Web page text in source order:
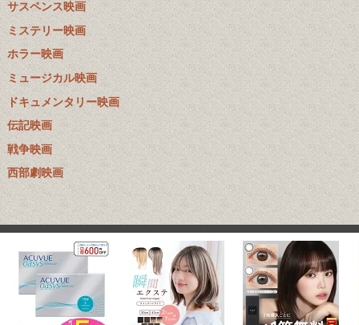
サスペンス映画
ミステリー映画
ホラー映画
ミュージカル映画
ドキュメンタリー映画
伝記映画
戦争映画
西部劇映画